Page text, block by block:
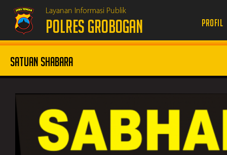
Layanan Informasi Publik
POLRES GROBOGAN Profil
Satuan Shabara